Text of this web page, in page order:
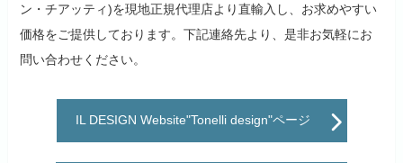
ン・チアッティ)を現地正規代理店より直輸入し、お求めやすい
価格をご提供しております。下記連絡先より、是非お気軽にお
問い合わせください。
IL DESIGN Website"Tonelli design"ページ